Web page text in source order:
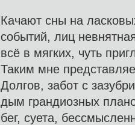
Качают сны на
событий, лиц
всё в мягких, чуть
Таким мне
Долгов, забот с
дым грандиозных
бег, суета,